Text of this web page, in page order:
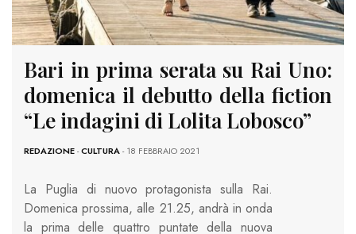
Bari in prima serata su Rai Uno:
domenica il debutto della fiction
“Le indagini di Lolita Lobosco”
REDAZIONE-CULTURA- 18 FEBBRAIO 2021
La Puglia di nuovo protagonista sulla Rai.
Domenica prossima, alle 21.25, andrà in onda
la prima delle quattro puntate della nuova